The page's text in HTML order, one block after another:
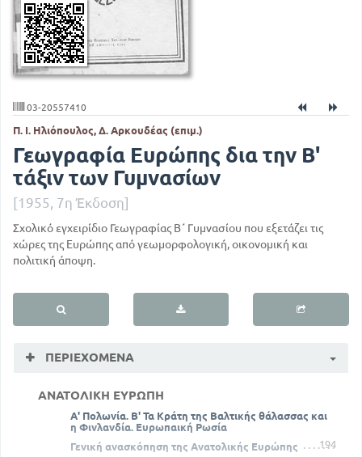
03-20557410
Π. Ι. Ηλιόπουλος, Δ. Αρκουδέας (επιμ.)
Γεωγραφία Ευρώπης δια την Β'
τάξιν των Γυμνασίων
[1955, 7η Έκδοση]
Σχολικό εγχειρίδιο Γεωγραφίας Β΄ Γυμνασίου που εξετάζει τις
χώρες της Ευρώπης από γεωμορφολογική, οικονομική και
πολιτική άποψη.
ΠΕΡΙΕΧΌΜΕΝΑ
ΑΝΑΤΟΛΙΚΗ ΕΥΡΩΠΗ
Α' Πολωνία. Β' Τα Κράτη της Βαλτικής θάλασσας και
η Φινλανδία. Ευρωπαική Ρωσία
194
Γενική ανασκόπηση της Ανατολικής Ευρώπης